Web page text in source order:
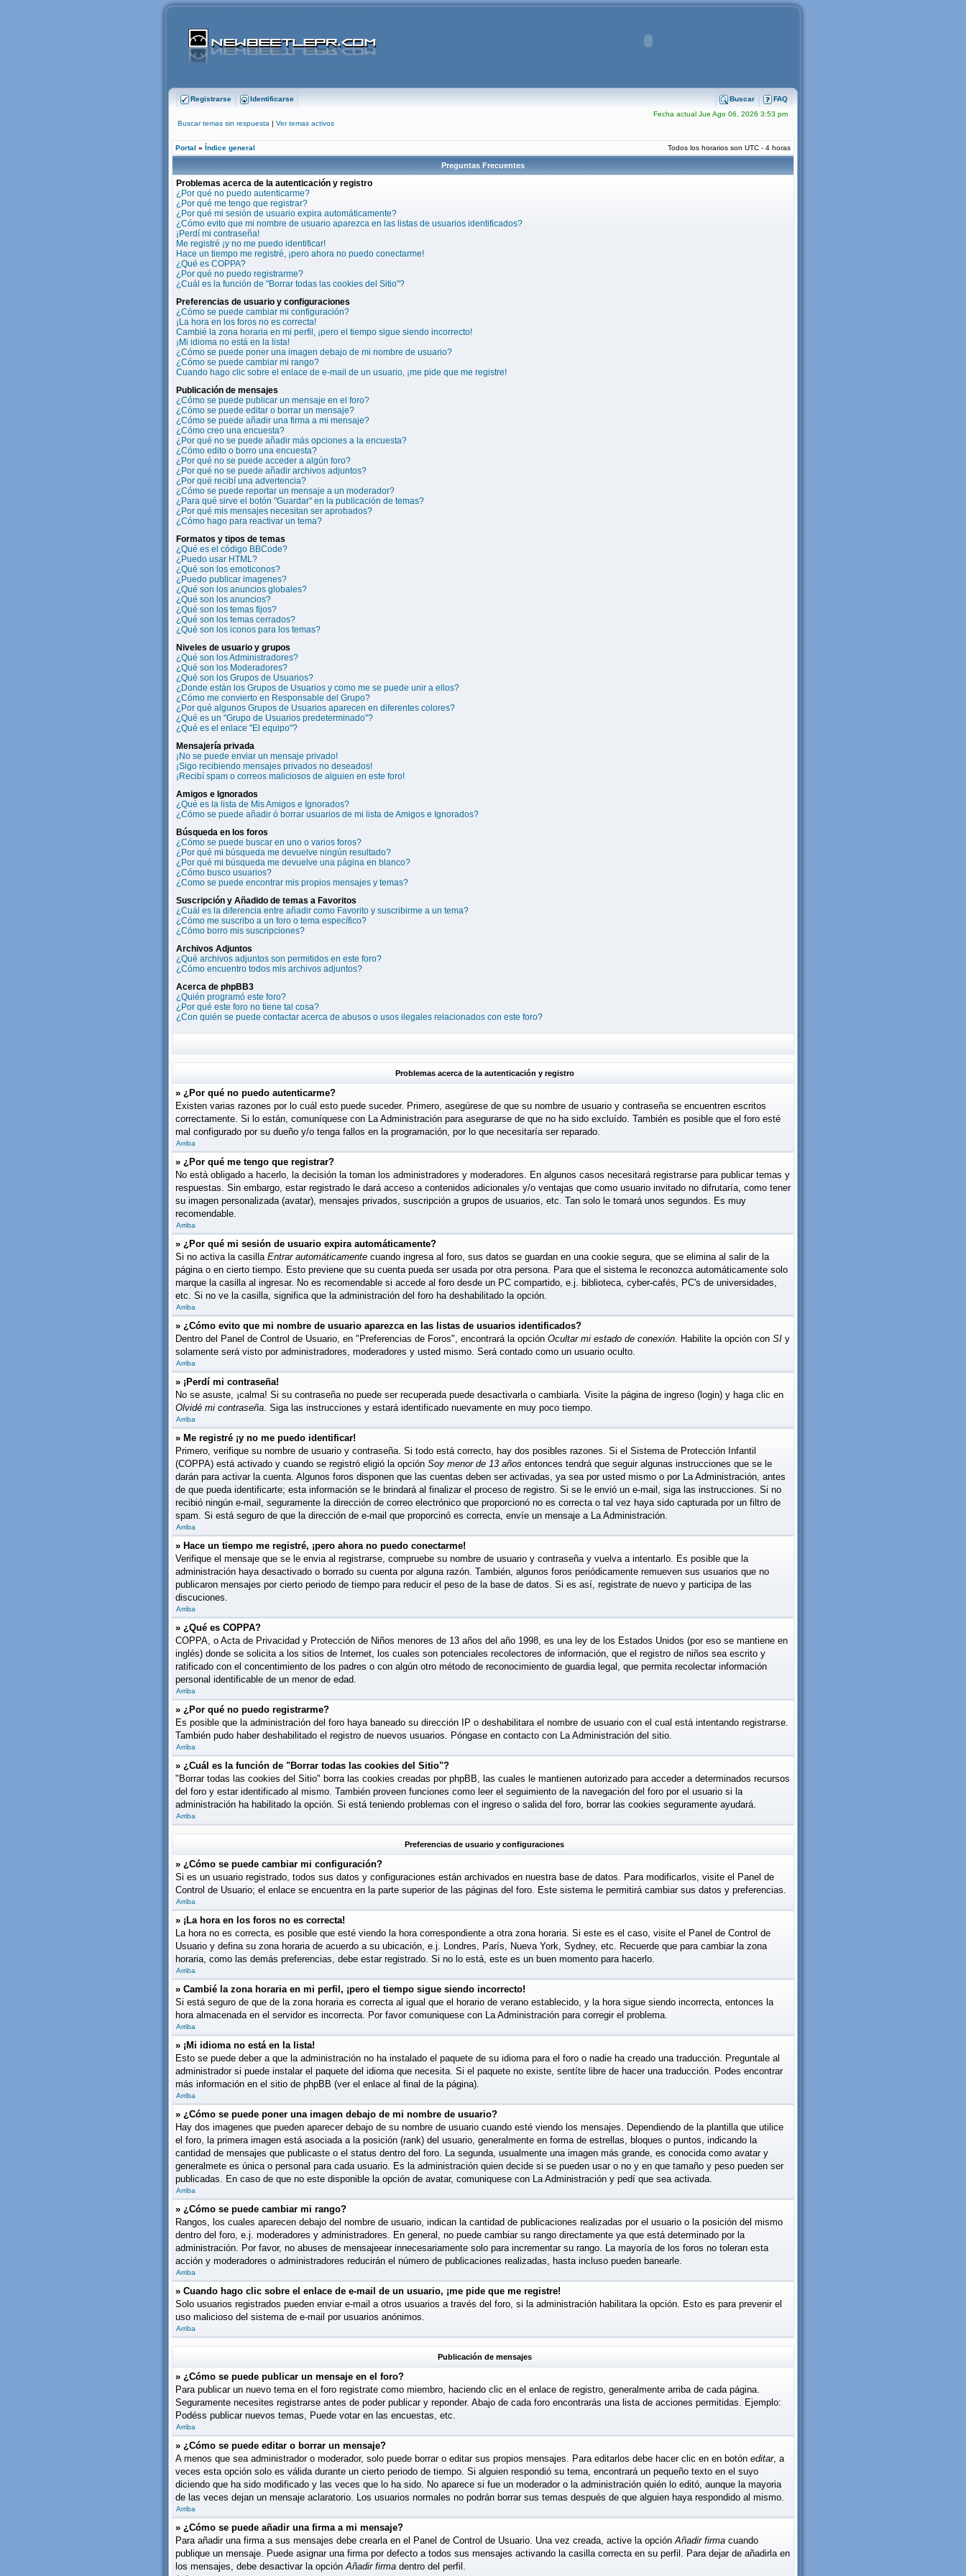
Registrarse Identificarse FAQ
Buscar
Fecha actual Jue Ago 06, 2026 3:53 pm
Buscar temas sin respuesta | Ver temas activos
Portal » Índice general Todos los horarios son UTC - 4 horas
Preguntas Frecuentes
Problemas acerca de la autenticación y registro
¿Por qué no puedo autenticarme?
¿Por qué me tengo que registrar?
¿Por qué mi sesión de usuario expira automáticamente?
¿Cómo evito que mi nombre de usuario aparezca en las listas de usuarios identificados?
¡Perdí mi contraseña!
Me registré ¡y no me puedo identificar!
Hace un tiempo me registré, ¡pero ahora no puedo conectarme!
¿Qué es COPPA?
¿Por qué no puedo registrarme?
¿Cuál es la función de "Borrar todas las cookies del Sitio"?
Preferencias de usuario y configuraciones
¿Cómo se puede cambiar mi configuración?
¡La hora en los foros no es correcta!
Cambié la zona horaria en mi perfil, ¡pero el tiempo sigue siendo incorrecto!
¡Mi idioma no está en la lista!
¿Cómo se puede poner una imagen debajo de mi nombre de usuario?
¿Cómo se puede cambiar mi rango?
Cuando hago clic sobre el enlace de e-mail de un usuario, ¡me pide que me registre!
Publicación de mensajes
¿Cómo se puede publicar un mensaje en el foro?
¿Cómo se puede editar o borrar un mensaje?
¿Cómo se puede añadir una firma a mi mensaje?
¿Cómo creo una encuesta?
¿Por qué no se puede añadir más opciones a la encuesta?
¿Cómo edito o borro una encuesta?
¿Por qué no se puede acceder a algún foro?
¿Por qué no se puede añadir archivos adjuntos?
¿Por qué recibí una advertencia?
¿Cómo se puede reportar un mensaje a un moderador?
¿Para qué sirve el botón "Guardar" en la publicación de temas?
¿Por qué mis mensajes necesitan ser aprobados?
¿Cómo hago para reactivar un tema?
Formatos y tipos de temas
¿Qué es el código BBCode?
¿Puedo usar HTML?
¿Qué son los emoticonos?
¿Puedo publicar imagenes?
¿Qué son los anuncios globales?
¿Qué son los anuncios?
¿Qué son los temas fijos?
¿Qué son los temas cerrados?
¿Qué son los iconos para los temas?
Niveles de usuario y grupos
¿Qué son los Administradores?
¿Qué son los Moderadores?
¿Qué son los Grupos de Usuarios?
¿Donde están los Grupos de Usuarios y como me se puede unir a ellos?
¿Cómo me convierto en Responsable del Grupo?
¿Por qué algunos Grupos de Usuarios aparecen en diferentes colores?
¿Qué es un "Grupo de Usuarios predeterminado"?
¿Qué es el enlace "El equipo"?
Mensajería privada
¡No se puede enviar un mensaje privado!
¡Sigo recibiendo mensajes privados no deseados!
¡Recibí spam o correos maliciosos de alguien en este foro!
Amigos e Ignorados
¿Qué es la lista de Mis Amigos e Ignorados?
¿Cómo se puede añadir ó borrar usuarios de mi lista de Amigos e Ignorados?
Búsqueda en los foros
¿Cómo se puede buscar en uno o varios foros?
¿Por qué mi búsqueda me devuelve ningún resultado?
¿Por qué mi búsqueda me devuelve una página en blanco?
¿Cómo busco usuarios?
¿Como se puede encontrar mis propios mensajes y temas?
Suscripción y Añadido de temas a Favoritos
¿Cuál es la diferencia entre añadir como Favorito y suscribirme a un tema?
¿Cómo me suscribo a un foro o tema específico?
¿Cómo borro mis suscripciones?
Archivos Adjuntos
¿Qué archivos adjuntos son permitidos en este foro?
¿Cómo encuentro todos mis archivos adjuntos?
Acerca de phpBB3
¿Quién programó este foro?
¿Por qué este foro no tiene tal cosa?
¿Con quién se puede contactar acerca de abusos o usos ilegales relacionados con este foro?
Problemas acerca de la autenticación y registro
» ¿Por qué no puedo autenticarme?
Existen varias razones por lo cuál esto puede suceder. Primero, asegúrese de que su nombre de usuario y contraseña se encuentren escritos
correctamente. Si lo están, comuníquese con La Administración para asegurarse de que no ha sido excluído. También es posible que el foro esté
mal configurado por su dueño y/o tenga fallos en la programación, por lo que necesitaría ser reparado.
Arriba
» ¿Por qué me tengo que registrar?
No está obligado a hacerlo, la decisión la toman los administradores y moderadores. En algunos casos necesitará registrarse para publicar temas y
respuestas. Sin embargo, estar registrado le dará acceso a contenidos adicionales y/o ventajas que como usuario invitado no difrutaría, como tener
su imagen personalizada (avatar), mensajes privados, suscripción a grupos de usuarios, etc. Tan solo le tomará unos segundos. Es muy
recomendable.
Arriba
» ¿Por qué mi sesión de usuario expira automáticamente?
Si no activa la casilla Entrar automáticamente cuando ingresa al foro, sus datos se guardan en una cookie segura, que se elimina al salir de la
página o en cierto tiempo. Esto previene que su cuenta pueda ser usada por otra persona. Para que el sistema le reconozca automáticamente solo
marque la casilla al ingresar. No es recomendable si accede al foro desde un PC compartido, e.j. biblioteca, cyber-cafés, PC's de universidades,
etc. Si no ve la casilla, significa que la administración del foro ha deshabilitado la opción.
Arriba
» ¿Cómo evito que mi nombre de usuario aparezca en las listas de usuarios identificados?
Dentro del Panel de Control de Usuario, en "Preferencias de Foros", encontrará la opción Ocultar mi estado de conexión. Habilite la opción con SI y
solamente será visto por administradores, moderadores y usted mismo. Será contado como un usuario oculto.
Arriba
» ¡Perdí mi contraseña!
No se asuste, ¡calma! Si su contraseña no puede ser recuperada puede desactivarla o cambiarla. Visite la página de ingreso (login) y haga clic en
Olvidé mi contraseña. Siga las instrucciones y estará identificado nuevamente en muy poco tiempo.
Arriba
» Me registré ¡y no me puedo identificar!
Primero, verifique su nombre de usuario y contraseña. Si todo está correcto, hay dos posibles razones. Si el Sistema de Protección Infantil
(COPPA) está activado y cuando se registró eligió la opción Soy menor de 13 años entonces tendrá que seguir algunas instrucciones que se le
darán para activar la cuenta. Algunos foros disponen que las cuentas deben ser activadas, ya sea por usted mismo o por La Administración, antes
de que pueda identificarte; esta información se le brindará al finalizar el proceso de registro. Si se le envió un e-mail, siga las instrucciones. Si no
recibió ningún e-mail, seguramente la dirección de correo electrónico que proporcionó no es correcta o tal vez haya sido capturada por un filtro de
spam. Si está seguro de que la dirección de e-mail que proporcinó es correcta, envíe un mensaje a La Administración.
Arriba
» Hace un tiempo me registré, ¡pero ahora no puedo conectarme!
Verifique el mensaje que se le envia al registrarse, compruebe su nombre de usuario y contraseña y vuelva a intentarlo. Es posible que la
administración haya desactivado o borrado su cuenta por alguna razón. También, algunos foros periódicamente remueven sus usuarios que no
publicaron mensajes por cierto periodo de tiempo para reducir el peso de la base de datos. Si es así, registrate de nuevo y participa de las
discuciones.
Arriba
» ¿Qué es COPPA?
COPPA, o Acta de Privacidad y Protección de Niños menores de 13 años del año 1998, es una ley de los Estados Unidos (por eso se mantiene en
inglés) donde se solicita a los sitios de Internet, los cuales son potenciales recolectores de información, que el registro de niños sea escrito y
ratificado con el concentimiento de los padres o con algún otro método de reconocimiento de guardia legal, que permita recolectar información
personal identificable de un menor de edad.
Arriba
» ¿Por qué no puedo registrarme?
Es posible que la administración del foro haya baneado su dirección IP o deshabilitara el nombre de usuario con el cual está intentando registrarse.
También pudo haber deshabilitado el registro de nuevos usuarios. Póngase en contacto con La Administración del sitio.
Arriba
» ¿Cuál es la función de "Borrar todas las cookies del Sitio"?
"Borrar todas las cookies del Sitio" borra las cookies creadas por phpBB, las cuales le mantienen autorizado para acceder a determinados recursos
del foro y estar identificado al mismo. También proveen funciones como leer el seguimiento de la navegación del foro por el usuario si la
administración ha habilitado la opción. Si está teniendo problemas con el ingreso o salida del foro, borrar las cookies seguramente ayudará.
Arriba
Preferencias de usuario y configuraciones
» ¿Cómo se puede cambiar mi configuración?
Si es un usuario registrado, todos sus datos y configuraciones están archivados en nuestra base de datos. Para modificarlos, visite el Panel de
Control de Usuario; el enlace se encuentra en la parte superior de las páginas del foro. Este sistema le permitirá cambiar sus datos y preferencias.
Arriba
» ¡La hora en los foros no es correcta!
La hora no es correcta, es posible que esté viendo la hora correspondiente a otra zona horaria. Si este es el caso, visite el Panel de Control de
Usuario y defina su zona horaria de acuerdo a su ubicación, e.j. Londres, París, Nueva York, Sydney, etc. Recuerde que para cambiar la zona
horaria, como las demás preferencias, debe estar registrado. Si no lo está, este es un buen momento para hacerlo.
Arriba
» Cambié la zona horaria en mi perfil, ¡pero el tiempo sigue siendo incorrecto!
Si está seguro de que de la zona horaria es correcta al igual que el horario de verano establecido, y la hora sigue siendo incorrecta, entonces la
hora almacenada en el servidor es incorrecta. Por favor comuniquese con La Administración para corregir el problema.
Arriba
» ¡Mi idioma no está en la lista!
Esto se puede deber a que la administración no ha instalado el paquete de su idioma para el foro o nadie ha creado una traducción. Preguntale al
administrador si puede instalar el paquete del idioma que necesita. Si el paquete no existe, sentíte libre de hacer una traducción. Podes encontrar
más información en el sitio de phpBB (ver el enlace al final de la página).
Arriba
» ¿Cómo se puede poner una imagen debajo de mi nombre de usuario?
Hay dos imagenes que pueden aparecer debajo de su nombre de usuario cuando esté viendo los mensajes. Dependiendo de la plantilla que utilice
el foro, la primera imagen está asociada a la posición (rank) del usuario, generalmente en forma de estrellas, bloques o puntos, indicando la
cantidad de mensajes que publicaste o el status dentro del foro. La segunda, usualmente una imagen más grande, es conocida como avatar y
generalmete es única o personal para cada usuario. Es la administración quien decide si se pueden usar o no y en que tamaño y peso pueden ser
publicadas. En caso de que no este disponible la opción de avatar, comuniquese con La Administración y pedí que sea activada.
Arriba
» ¿Cómo se puede cambiar mi rango?
Rangos, los cuales aparecen debajo del nombre de usuario, indican la cantidad de publicaciones realizadas por el usuario o la posición del mismo
dentro del foro, e.j. moderadores y administradores. En general, no puede cambiar su rango directamente ya que está determinado por la
administración. Por favor, no abuses de mensajeear innecesariamente solo para incrementar su rango. La mayoría de los foros no toleran esta
acción y moderadores o administradores reducirán el número de publicaciones realizadas, hasta incluso pueden banearle.
Arriba
» Cuando hago clic sobre el enlace de e-mail de un usuario, ¡me pide que me registre!
Solo usuarios registrados pueden enviar e-mail a otros usuarios a través del foro, si la administración habilitara la opción. Esto es para prevenir el
uso malicioso del sistema de e-mail por usuarios anónimos.
Arriba
Publicación de mensajes
» ¿Cómo se puede publicar un mensaje en el foro?
Para publicar un nuevo tema en el foro registrate como miembro, haciendo clic en el enlace de registro, generalmente arriba de cada página.
Seguramente necesites registrarse antes de poder publicar y reponder. Abajo de cada foro encontrarás una lista de acciones permitidas. Ejemplo:
Podéss publicar nuevos temas, Puede votar en las encuestas, etc.
Arriba
» ¿Cómo se puede editar o borrar un mensaje?
A menos que sea administrador o moderador, solo puede borrar o editar sus propios mensajes. Para editarlos debe hacer clic en en botón editar, a
veces esta opción solo es válida durante un cierto periodo de tiempo. Si alguien respondió su tema, encontrará un pequeño texto en el suyo
diciendo que ha sido modificado y las veces que lo ha sido. No aparece si fue un moderador o la administración quién lo editó, aunque la mayoria
de las veces dejan un mensaje aclaratorio. Los usuarios normales no podrán borrar sus temas después de que alguien haya respondido al mismo.
Arriba
» ¿Cómo se puede añadir una firma a mi mensaje?
Para añadir una firma a sus mensajes debe crearla en el Panel de Control de Usuario. Una vez creada, active la opciónAñadir firma cuando
publique un mensaje. Puede asignar una firma por defecto a todos sus mensajes activando la casilla correcta en su perfil. Para dejar de añadirla en
los mensajes, debe desactivar la opciónAñadir firma dentro del perfil.